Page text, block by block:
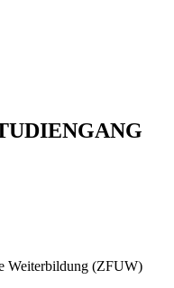
Weiterbildung (ZFUW)